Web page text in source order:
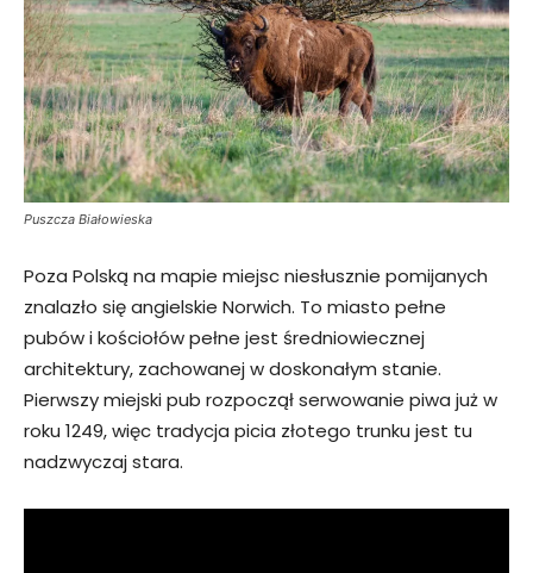
Puszcza Białowieska
Poza Polską na mapie miejsc niesłusznie pomijanych
znalazło się angielskie Norwich. To miasto pełne
pubów i kościołów pełne jest średniowiecznej
architektury, zachowanej w doskonałym stanie.
Pierwszy miejski pub rozpoczął serwowanie piwa już w
roku 1249, więc tradycja picia złotego trunku jest tu
nadzwyczaj stara.